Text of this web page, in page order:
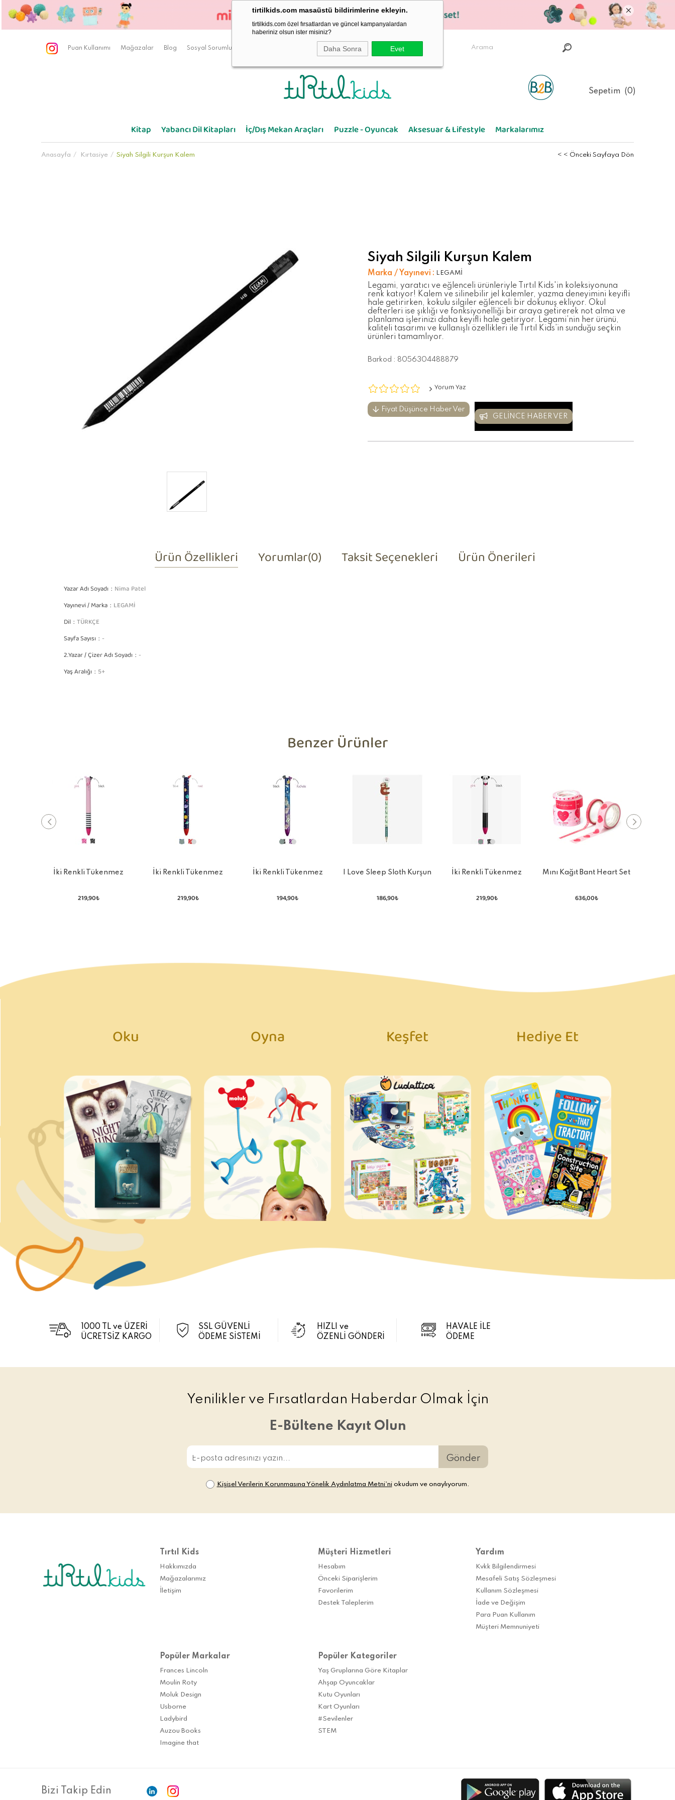
tirtilkids.com masaüstü bildirimlerine ekleyin.
tirtilkids.com özel fırsatlardan ve güncel kampanyalardan
haberiniz olsun ister misiniz?
Daha Sonra Evet
Puan Kullanımı Mağazalar Blog Sosyal Sorumluluk
Sepetim 0
Kitap Yabancı Dil Kitapları İç/Dış Mekan Araçları Puzzle - Oyuncak Aksesuar & Lifestyle Markalarımız
Anasayfa Kırtasiye Siyah Silgili Kurşun Kalem < < Önceki Sayfaya Dön
Siyah Silgili Kurşun Kalem
Marka / Yayınevi : LEGAMİ
Legami, yaratıcı ve eğlenceli ürünleriyle Tırtıl Kids'in koleksiyonuna
renk katıyor! Kalem ve silinebilir jel kalemler, yazma deneyimini keyifli
hale getirirken, kokulu silgiler eğlenceli bir dokunuş ekliyor. Okul
defterleri ise şıklığı ve fonksiyonelliği bir araya getirerek not alma ve
planlama işlerinizi daha keyifli hale getiriyor. Legami’nin her ürünü,
kaliteli tasarımı ve kullanışlı özellikleri ile Tırtıl Kids’in sunduğu seçkin
ürünleri tamamlıyor.
Barkod : 8056304488879
Yorum Yaz
Fiyat Düşünce Haber Ver
GELINCE HABER VER
Ürün Özellikleri Yorumlar(0) Taksit Seçenekleri Ürün Önerileri
Yazar Adı Soyadı Nima Patel
Yayınevi / Marka LEGAMİ
Dil TÜRKÇE
Sayfa Sayısı -
2.Yazar / Çizer Adı Soyadı -
Yaş Aralığı 5+
Benzer Ürünler
İki Renkli Tükenmez
219,90₺
İki Renkli Tükenmez
Gezegenle
219,90₺
İki Renkli Tükenmez
In Won
194,90₺
I Love Sleep Sloth Kurşun
186,90₺
İki Renkli Tükenmez
219,90₺
Mını Kağıt Bant Heart Set
636,00₺
Oku Oyna Keşfet Hediye Et
1000 TL ve ÜZERİ
ÜCRETSİZ KARGO
SSL GÜVENLİ
ÖDEME SİSTEMİ
HIZLI ve
ÖZENLİ GÖNDERİ
HAVALE İLE
ÖDEME
Yenilikler ve Fırsatlardan Haberdar Olmak İçin
E-Bültene Kayıt Olun
Gönder
Kişisel Verilerin Korunmasına Yönelik Aydınlatma Metni’ni okudum ve onaylıyorum.
Tırtıl Kids
Hakkımızda
Mağazalarımız
İletişim
Müşteri Hizmetleri
Hesabım
Önceki Siparişlerim
Favorilerim
Destek Taleplerim
Yardım
Kvkk Bilgilendirmesi
Mesafeli Satış Sözleşmesi
Kullanım Sözleşmesi
İade ve Değişim
Para Puan Kullanım
Müşteri Memnuniyeti
Popüler Markalar
Frances Lincoln
Moulin Roty
Moluk Design
Usborne
Ladybird
Auzou Books
Imagine that
Popüler Kategoriler
Yaş Gruplarına Göre Kitaplar
Ahşap Oyuncaklar
Kutu Oyunları
Kart Oyunları
#Sevilenler
STEM
Bizi Takip Edin